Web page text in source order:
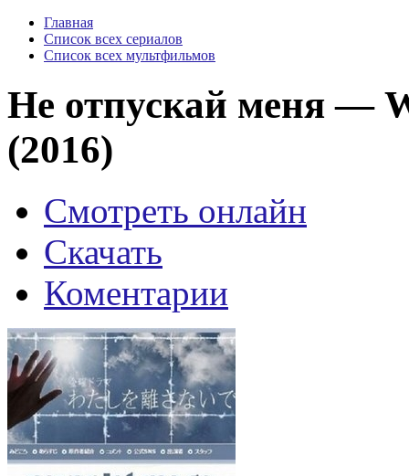
Главная
Список всех сериалов
Список всех мультфильмов
Не отпускай меня —
(2016)
Смотреть онлайн
Скачать
Коментарии